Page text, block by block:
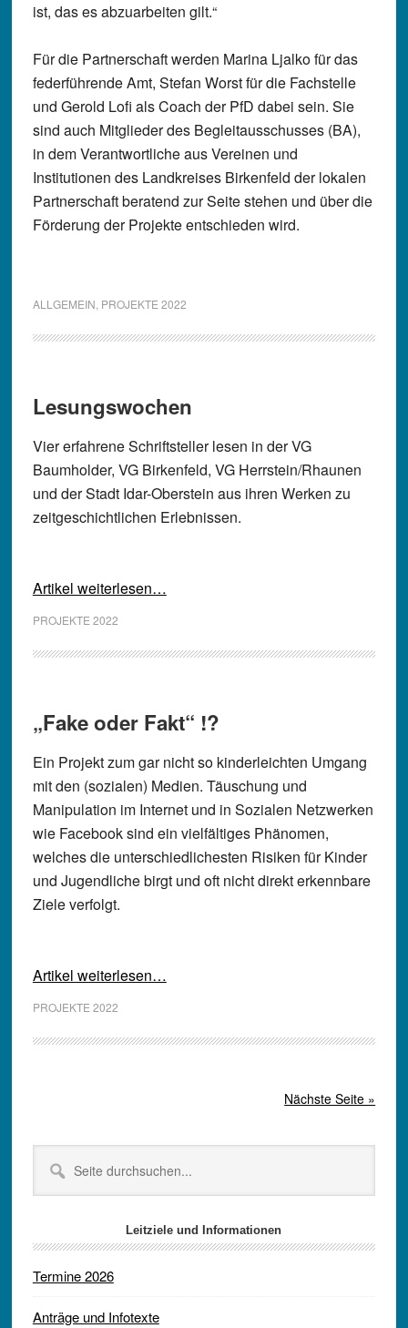
ist, das es abzuarbeiten gilt.“
Für die Partnerschaft werden Marina Ljalko für das
federführende Amt, Stefan Worst für die Fachstelle
und Gerold Lofi als Coach der PfD dabei sein. Sie
sind auch Mitglieder des Begleitausschusses (BA),
in dem Verantwortliche aus Vereinen und
Institutionen des Landkreises Birkenfeld der lokalen
Partnerschaft beratend zur Seite stehen und über die
Förderung der Projekte entschieden wird.
ALLGEMEIN PROJEKTE 2022
Lesungswochen
Vier erfahrene Schriftsteller lesen in der VG
Baumholder, VG Birkenfeld, VG Herrstein/Rhaunen
und der Stadt Idar-Oberstein aus ihren Werken zu
zeitgeschichtlichen Erlebnissen.
Artikel weiterlesen…
PROJEKTE 2022
„Fake oder Fakt“ !?
Ein Projekt zum gar nicht so kinderleichten Umgang
mit den (sozialen) Medien. Täuschung und
Manipulation im Internet und in Sozialen Netzwerken
wie Facebook sind ein vielfältiges Phänomen,
welches die unterschiedlichesten Risiken für Kinder
und Jugendliche birgt und oft nicht direkt erkennbare
Ziele verfolgt.
Artikel weiterlesen…
PROJEKTE 2022
Nächste Seite »
Seitenspalte
durchsuchen...
Leitziele und Informationen
Termine 2026
Anträge und Infotexte